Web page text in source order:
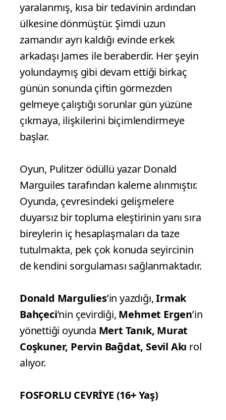
yaralanmış, kısa bir tedavinin ardından
ülkesine dönmüştür. Şimdi uzun
zamandır ayrı kaldığı evinde erkek
arkadaşı James ile beraberdir. Her şeyin
yolundaymış gibi devam ettiği birkaç
günün sonunda çiftin görmezden
gelmeye çalıştığı sorunlar gün yüzüne
çıkmaya, ilişkilerini biçimlendirmeye
başlar.
Oyun, Pulitzer ödüllü yazar Donald
Marguiles tarafından kaleme alınmıştır.
Oyunda, çevresindeki gelişmelere
duyarsız bir topluma eleştirinin yanı sıra
bireylerin iç hesaplaşmaları da taze
tutulmakta, pek çok konuda seyircinin
de kendini sorgulaması sağlanmaktadır.
Donald Margulies’in yazdığı,Irmak
Bahçeci’nin çevirdiği, Mehmet Ergen’in
yönettiği oyunda Mert Tanık, Murat
Coşkuner, Pervin Bağdat, Sevil Akı rol
alıyor.
FOSFORLU CEVRİYE (16+ Yaş)